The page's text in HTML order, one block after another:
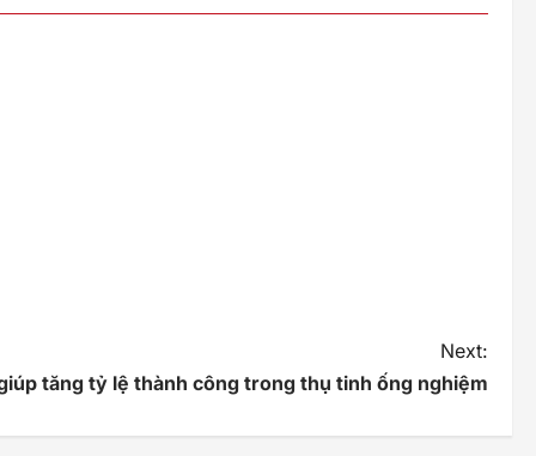
Next:
tăng tỷ lệ thành công trong thụ tinh ống nghiệm